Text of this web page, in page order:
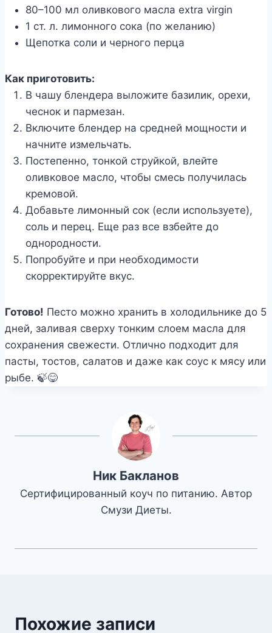
80–100 мл оливкового масла extra virgin
1 ст. л. лимонного сока (по желанию)
Щепотка соли и черного перца
Как приготовить:
В чашу блендера выложите базилик, орехи,
чеснок и пармезан.
Включите блендер на средней мощности и
начните измельчать.
Постепенно, тонкой струйкой, влейте
оливковое масло, чтобы смесь получилась
кремовой.
Добавьте лимонный сок (если используете),
соль и перец. Еще раз все взбейте до
однородности.
Попробуйте и при необходимости
скорректируйте вкус.
Готово! Песто можно хранить в холодильнике до 5
дней, заливая сверху тонким слоем масла для
сохранения свежести. Отлично подходит для
пасты, тостов, салатов и даже как соус к мясу или
рыбе. 🍃😋
Ник Бакланов
Сертифицированный коуч по питанию. Автор
Смузи Диеты.
Похожие записи